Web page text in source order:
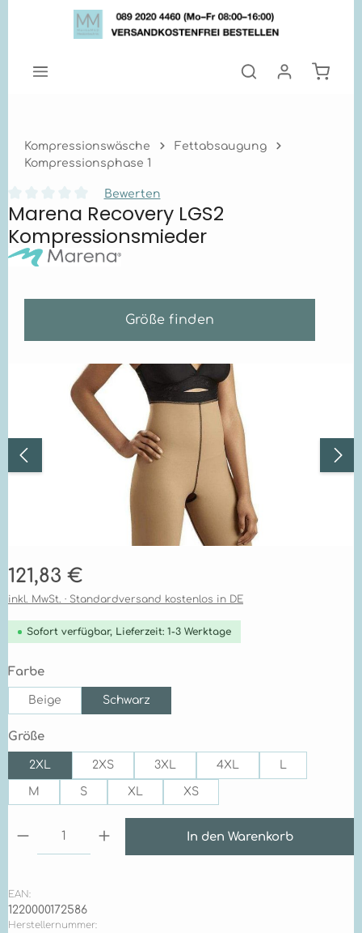
Zum Hauptinhalt springen
Kompressionswäsche
Fettabsaugung
Kompressionsphase 1
Durchschnittliche Bewertung von 0 von 5 Sternen
Bewerten
Marena Recovery LGS2
Kompressionsmieder
Größe finden
Bildergalerie überspringen
Regulärer Preis:
121,83 €
inkl. MwSt. · Standardversand kostenlos in DE
Sofort verfügbar, Lieferzeit: 1-3 Werktage
Farbeauswählen
Beige Schwarz
Größeauswählen
2XL 2XS 3XL 4XL L
M S XL XS
Produkt Anzahl: Gib den gewünschten Wert
In den Warenkorb
EAN:
1220000172586
Herstellernummer: